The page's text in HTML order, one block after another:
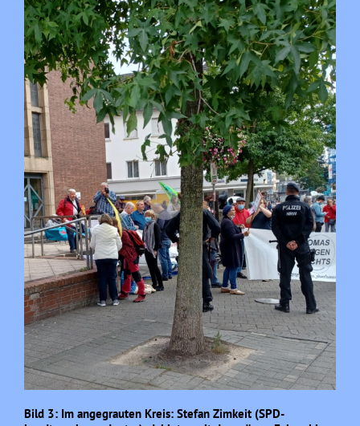
Bild 3: Im angegrauten Kreis: Stefan Zimkeit (SPD-